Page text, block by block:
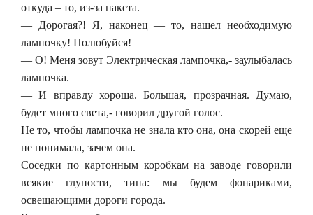
откуда – то, из-за пакета.
— Дорогая?! Я, наконец — то, нашел необходимую
лампочку! Полюбуйся!
— О! Меня зовут Электрическая лампочка,- заулыбалась
лампочка.
— И вправду хороша. Большая, прозрачная. Думаю,
будет много света,- говорил другой голос.
Не то, чтобы лампочка не знала кто она, она скорей еще
не понимала, зачем она.
Соседки по картонным коробкам на заводе говорили
всякие глупости, типа: мы будем фонариками,
освещающими дороги города.